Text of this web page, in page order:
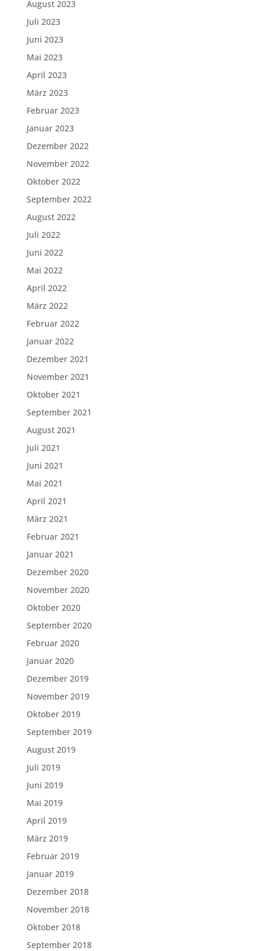
August 2023
Juli 2023
Juni 2023
Mai 2023
April 2023
März 2023
Februar 2023
Januar 2023
Dezember 2022
November 2022
Oktober 2022
September 2022
August 2022
Juli 2022
Juni 2022
Mai 2022
April 2022
März 2022
Februar 2022
Januar 2022
Dezember 2021
November 2021
Oktober 2021
September 2021
August 2021
Juli 2021
Juni 2021
Mai 2021
April 2021
März 2021
Februar 2021
Januar 2021
Dezember 2020
November 2020
Oktober 2020
September 2020
Februar 2020
Januar 2020
Dezember 2019
November 2019
Oktober 2019
September 2019
August 2019
Juli 2019
Juni 2019
Mai 2019
April 2019
März 2019
Februar 2019
Januar 2019
Dezember 2018
November 2018
Oktober 2018
September 2018